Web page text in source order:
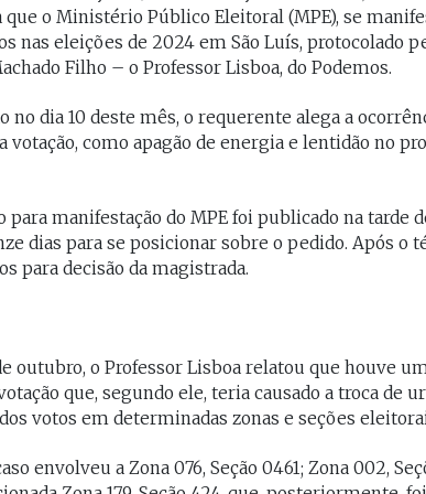
que o Ministério Público Eleitoral (MPE), se
nas eleições de 2024 em São Luís, protocolado
Filho – o Professor Lisboa, do Podemos.
no dia 10 deste mês, o requerente alega a
como apagão de energia e lentidão no
para manifestação do MPE foi publicado na tarde
dias para se posicionar sobre o pedido. Após o
para decisão da magistrada.
outubro, o Professor Lisboa relatou que houve
que, segundo ele, teria causado a troca de
votos em determinadas zonas e seções
envolveu a Zona 076, Seção 0461; Zona 002,
Excelência que eu estou
PAULO VELTEN
Desembargador
diretor da Escola Superior
da Magistratura do
Maranhão (ESMAM) no
biênio 2017/2018 e de
do Tribunal de Justiça do
Maranhão para o Biênio
2022/2024.
juízes e
onde
função
da